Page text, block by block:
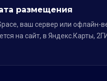
размещения
ваш сервер или офлайн-
на сайт, в Яндекс.Карты,